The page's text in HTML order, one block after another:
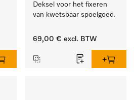
Deksel voor het fixeren
van kwetsbaar spoelgoed.
69,00 € excl. BTW